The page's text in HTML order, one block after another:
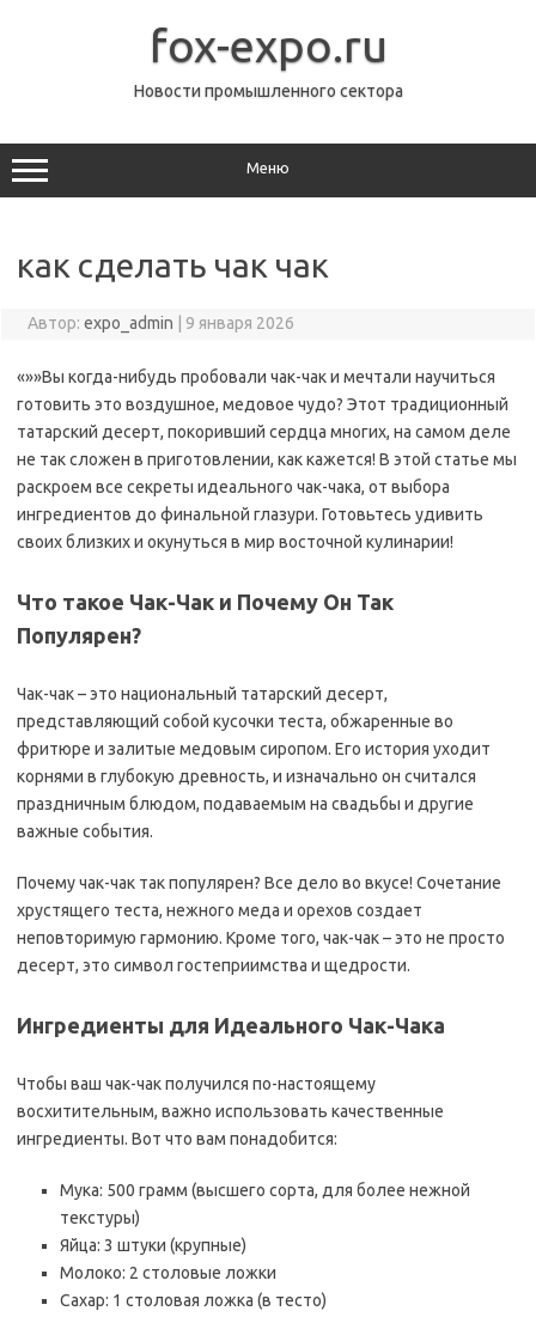
fox-expo.ru
Новости промышленного сектора
Меню
как сделать чак чак
Автор: expo_admin 9 января 2026
«»»Вы когда-нибудь пробовали чак-чак и мечтали научиться
готовить это воздушное, медовое чудо? Этот традиционный
татарский десерт, покоривший сердца многих, на самом деле
не так сложен в приготовлении, как кажется! В этой статье мы
раскроем все секреты идеального чак-чака, от выбора
ингредиентов до финальной глазури. Готовьтесь удивить
своих близких и окунуться в мир восточной кулинарии!
Что такое Чак-Чак и Почему Он Так
Популярен?
Чак-чак – это национальный татарский десерт,
представляющий собой кусочки теста, обжаренные во
фритюре и залитые медовым сиропом. Его история уходит
корнями в глубокую древность, и изначально он считался
праздничным блюдом, подаваемым на свадьбы и другие
важные события.
Почему чак-чак так популярен? Все дело во вкусе! Сочетание
хрустящего теста, нежного меда и орехов создает
неповторимую гармонию. Кроме того, чак-чак – это не просто
десерт, это символ гостеприимства и щедрости.
Ингредиенты для Идеального Чак-Чака
Чтобы ваш чак-чак получился по-настоящему
восхитительным, важно использовать качественные
ингредиенты. Вот что вам понадобится:
Мука: 500 грамм (высшего сорта, для более нежной
текстуры)
Яйца: 3 штуки (крупные)
Молоко: 2 столовые ложки
Сахар: 1 столовая ложка (в тесто)